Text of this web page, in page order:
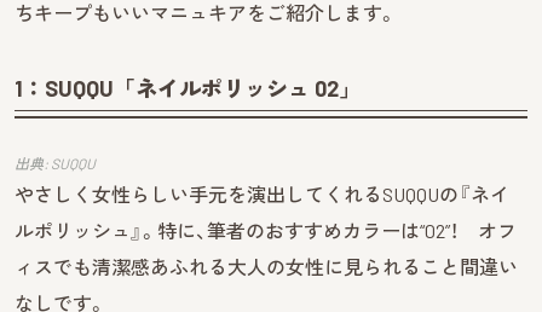
ちキープもいいマニュキアをご紹介します。
1：SUQQU「ネイルポリッシュ 02」
出典: SUQQU
やさしく女性らしい手元を演出してくれるSUQQUの『ネイ
ルポリッシュ』。特に、筆者のおすすめカラーは“02”！ オフ
ィスでも清潔感あふれる大人の女性に見られること間違い
なしです。